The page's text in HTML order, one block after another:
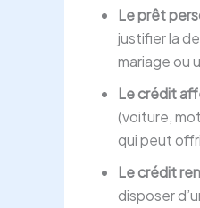
Le prêt
justifier la
mariage ou
Le crédit
(voiture,
qui peut
Le crédit
disposer